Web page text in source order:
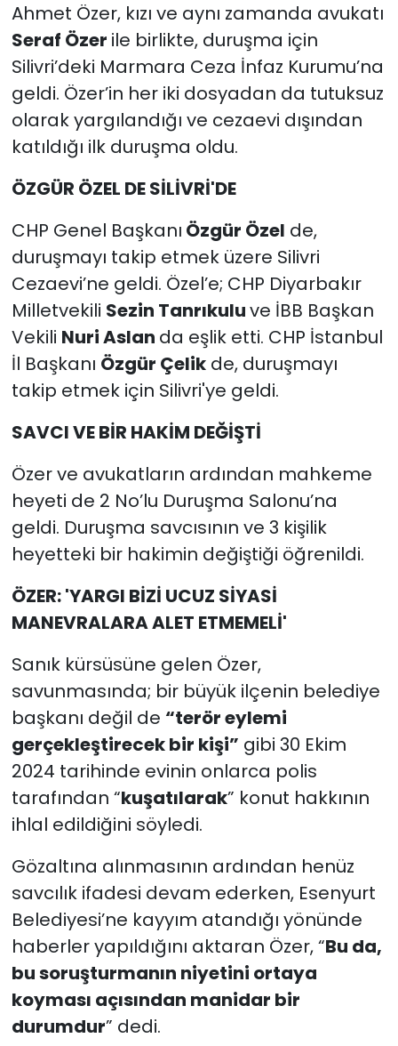
Ahmet Özer, kızı ve aynı zamanda avukatı
Seraf Özer ile birlikte, duruşma için
Silivri’deki Marmara Ceza İnfaz Kurumu’na
geldi. Özer’in her iki dosyadan da tutuksuz
olarak yargılandığı ve cezaevi dışından
katıldığı ilk duruşma oldu.
ÖZGÜR ÖZEL DE SİLİVRİ'DE
CHP Genel Başkanı Özgür Özel de,
duruşmayı takip etmek üzere Silivri
Cezaevi’ne geldi. Özel’e; CHP Diyarbakır
Milletvekili Sezin Tanrıkuluve İBB Başkan
Vekili Nuri Aslan da eşlik etti. CHP İstanbul
İl Başkanı Özgür Çelikde, duruşmayı
takip etmek için Silivri'ye geldi.
SAVCI VE BİR HAKİM DEĞİŞTİ
Özer ve avukatların ardından mahkeme
heyeti de 2 No’lu Duruşma Salonu’na
geldi. Duruşma savcısının ve 3 kişilik
heyetteki bir hakimin değiştiği öğrenildi.
ÖZER: 'YARGI BİZİ UCUZ SİYASİ
MANEVRALARA ALET ETMEMELİ'
Sanık kürsüsüne gelen Özer,
savunmasında; bir büyük ilçenin belediye
başkanı değil de “terör eylemi
gerçekleştirecek bir kişi” gibi 30 Ekim
2024 tarihinde evinin onlarca polis
tarafından “kuşatılarak” konut hakkının
ihlal edildiğini söyledi.
Gözaltına alınmasının ardından henüz
savcılık ifadesi devam ederken, Esenyurt
Belediyesi’ne kayyım atandığı yönünde
haberler yapıldığını aktaran Özer, “Bu da,
bu soruşturmanın niyetini ortaya
koyması açısından manidar bir
durumdur” dedi.